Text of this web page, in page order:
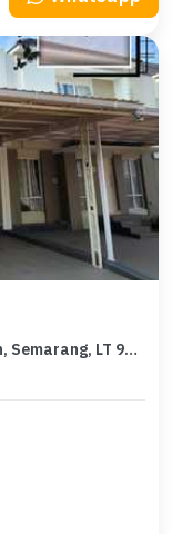
Rumah Siap Pakai di Kawasan Simongan, Semarang, LT 96m²